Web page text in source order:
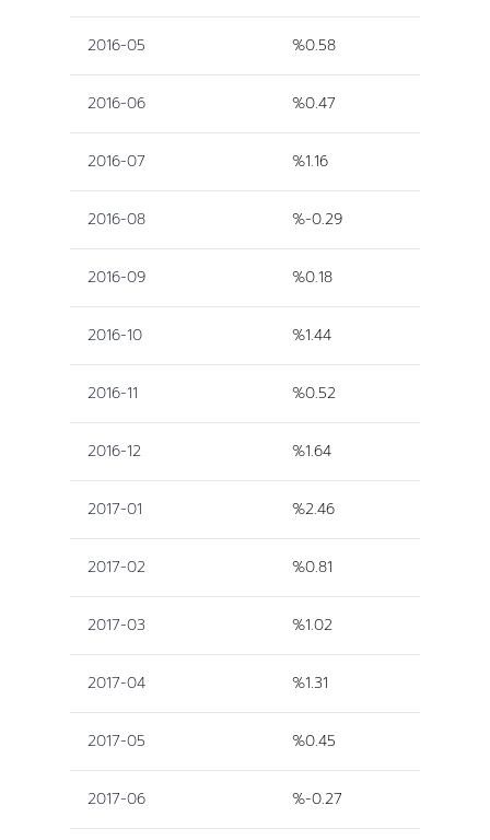
2016-05 %0.58
2016-06 %0.47
2016-07 %1.16
2016-08 %-0.29
2016-09 %0.18
2016-10 %1.44
2016-11 %0.52
2016-12 %1.64
2017-01 %2.46
2017-02 %0.81
2017-03 %1.02
2017-04 %1.31
2017-05 %0.45
2017-06 %-0.27